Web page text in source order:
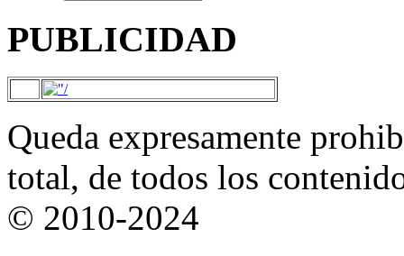
PUBLICIDAD
Queda expresamente
total, de todos los
© 2010-2024